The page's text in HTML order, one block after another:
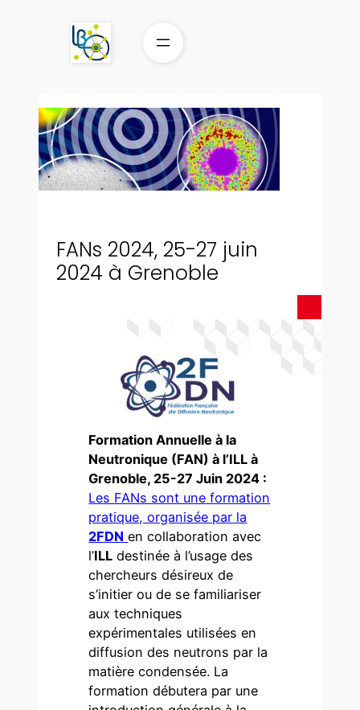
FANs 2024, 25-27 juin
2024 à Grenoble
Formation Annuelle à la
Neutronique (FAN) à l’ILL à
Grenoble, 25-27 Juin 2024 :
Les FANs sont une formation
pratique, organisée par la
2FDN en collaboration avec
l’ILL destinée à l’usage des
chercheurs désireux de
s’initier ou de se familiariser
aux techniques
expérimentales utilisées en
diffusion des neutrons par la
matière condensée. La
formation débutera par une